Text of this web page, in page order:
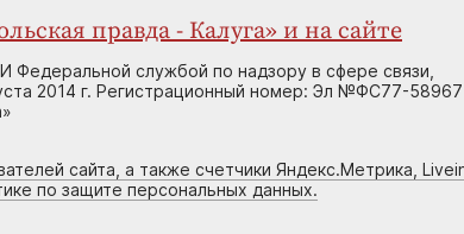
правда - Калуга» и на сайте
Федеральной службой по надзору в сфере связи,
2014 г. Регистрационный номер: Эл №ФС77-58967
сайта, а также счетчики Яндекс.Метрика,
по защите персональных данных.